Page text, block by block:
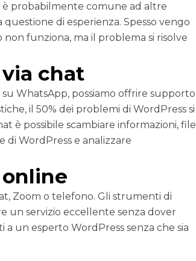
è probabilmente comune ad altre
di esperienza. Spesso vengo
funziona, ma il problema si risolve
chat
su WhatsApp, possiamo offrire supporto
il 50% dei problemi di WordPress si
è possibile scambiare informazioni, file
di WordPress e analizzare
Zoom o telefono. Gli strumenti di
un servizio eccellente senza dover
un esperto WordPress senza che sia